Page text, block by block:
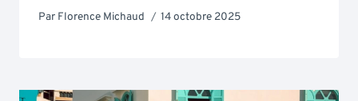
Par Florence Michaud 14 octobre 2025